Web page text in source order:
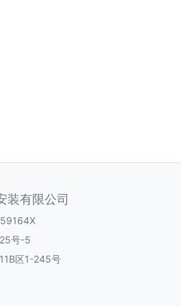
装有限公司
号-5
区1-245号